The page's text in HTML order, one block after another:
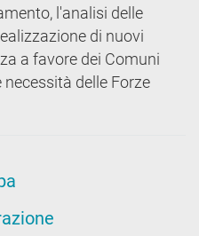
l'analisi delle
di nuovi
a favore dei Comuni
delle Forze